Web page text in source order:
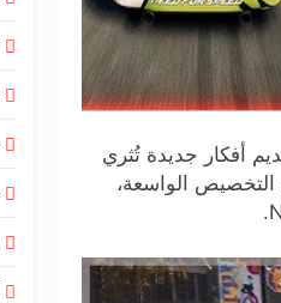
أفكار جديدة تُثري
التخصيص الواسعة،